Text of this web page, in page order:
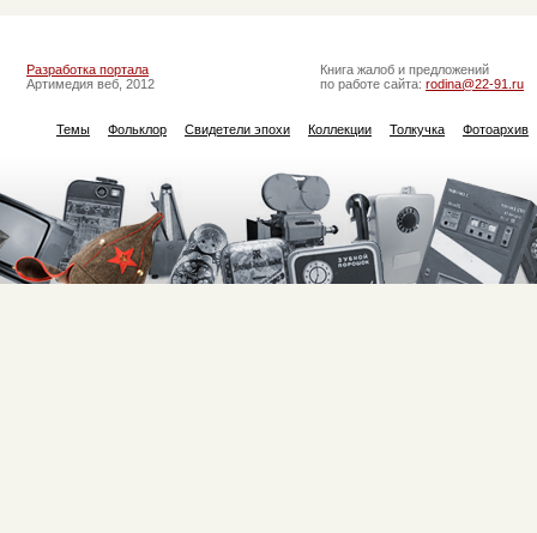
Разработка портала
Артимедия веб, 2012
Книга жалоб и предложений
по работе сайта: rodina@22-91.ru
Темы Фольклор Свидетели эпохи Коллекции Толкучка Фотоархив